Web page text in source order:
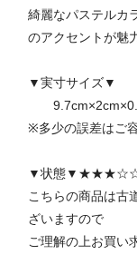
綺麗なパステルカ
のアクセントが魅
▼実寸サイズ▼
※多少の誤差はご
▼状態
こちらの商品は古
ざいますので
ご理解の上お買い